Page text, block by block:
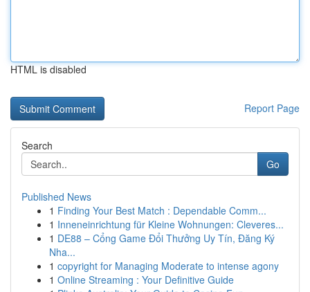
HTML is disabled
Report Page
Search
Go
Published News
1 Finding Your Best Match : Dependable Comm...
1 Inneneinrichtung für Kleine Wohnungen: Cleveres...
1 DE88 – Cổng Game Đổi Thưởng Uy Tín, Đăng Ký
Nha...
1 copyright for Managing Moderate to intense agony
1 Online Streaming : Your Definitive Guide